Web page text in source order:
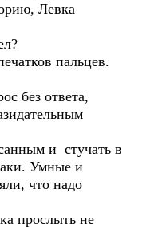
Левка
пальцев.
без ответа,
и стучать в
Умные и
что надо
прослыть не